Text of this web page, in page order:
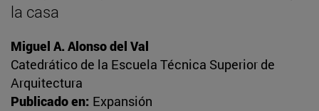
la casa
Miguel A. Alonso del Val
Catedrático de la Escuela Técnica Superior de
Arquitectura
Publicado en: Expansión